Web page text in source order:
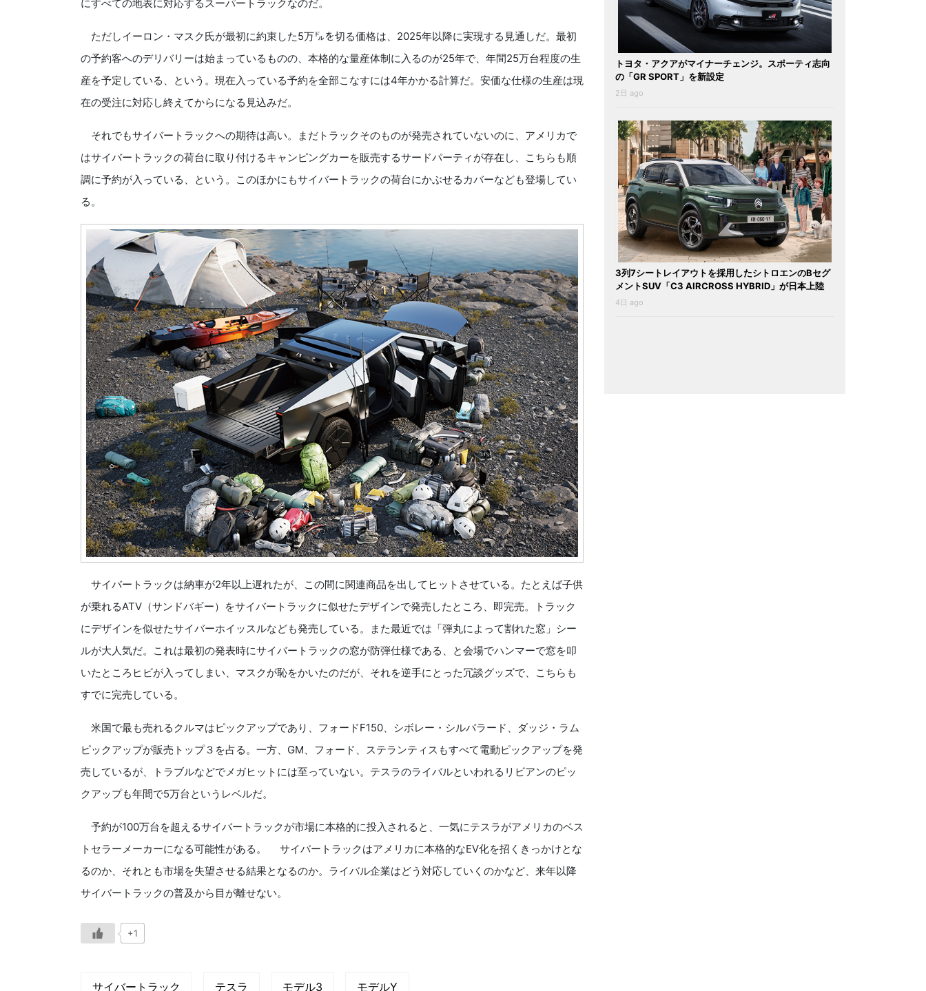
にすべての地表に対応するスーパートラックなのだ。
ただしイーロン・マスク氏が最初に約束した5万㌦を切る価格は、2025年以降に実現する見通しだ。最初
の予約客へのデリバリーは始まっているものの、本格的な量産体制に入るのが25年で、年間25万台程度の生
産を予定している、という。現在入っている予約を全部こなすには4年かかる計算だ。安価な仕様の生産は現
在の受注に対応し終えてからになる見込みだ。
それでもサイバートラックへの期待は高い。まだトラックそのものが発売されていないのに、アメリカで
はサイバートラックの荷台に取り付けるキャンピングカーを販売するサードパーティが存在し、こちらも順
調に予約が入っている、という。このほかにもサイバートラックの荷台にかぶせるカバーなども登場してい
る。
サイバートラックは納車が2年以上遅れたが、この間に関連商品を出してヒットさせている。たとえば子供
が乗れるATV（サンドバギー）をサイバートラックに似せたデザインで発売したところ、即完売。トラック
にデザインを似せたサイバーホイッスルなども発売している。また最近では「弾丸によって割れた窓」シー
ルが大人気だ。これは最初の発表時にサイバートラックの窓が防弾仕様である、と会場でハンマーで窓を叩
いたところヒビが入ってしまい、マスクが恥をかいたのだが、それを逆手にとった冗談グッズで、こちらも
すでに完売している。
米国で最も売れるクルマはピックアップであり、フォードF150、シボレー・シルバラード、ダッジ・ラム
ピックアップが販売トップ３を占る。一方、GM、フォード、ステランティスもすべて電動ピックアップを発
売しているが、トラブルなどでメガヒットには至っていない。テスラのライバルといわれるリビアンのピッ
クアップも年間で5万台というレベルだ。
予約が100万台を超えるサイバートラックが市場に本格的に投入されると、一気にテスラがアメリカのベス
トセラーメーカーになる可能性がある。 サイバートラックはアメリカに本格的なEV化を招くきっかけとな
るのか、それとも市場を失望させる結果となるのか。ライバル企業はどう対応していくのかなど、来年以降
サイバートラックの普及から目が離せない。
+1
サイバートラック テスラ モデル3 モデルY
トヨタ・アクアがマイナーチェンジ。スポーティ志向
の「GR SPORT」を新設定
2日 ago
3列7シートレイアウトを採用したシトロエンのBセグ
メントSUV「C3 AIRCROSS HYBRID」が日本上陸
4日 ago